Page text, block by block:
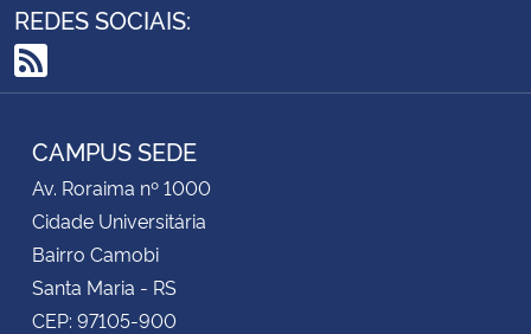
REDES SOCIAIS:
RSS
CAMPUS SEDE
Av. Roraima nº 1000
Cidade Universitária
Bairro Camobi
Santa Maria - RS
CEP: 97105-900